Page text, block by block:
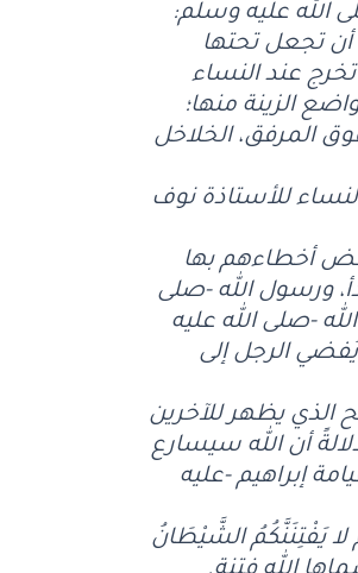
الله عليه وسلم:
أن تجعل تحتها
عند النساء
الزينة منها؛
المرفق، الخلاخل
للأستاذة نوف
أخطاءهم بها
ورسول الله -صلى
-صلى الله عليه
الرجل إلى
يظهر للآخرين
أن الله سيسارع
إبراهيم -عليه
لا يَفْتِنَنَّكُمُ الشَّيْطَانُ